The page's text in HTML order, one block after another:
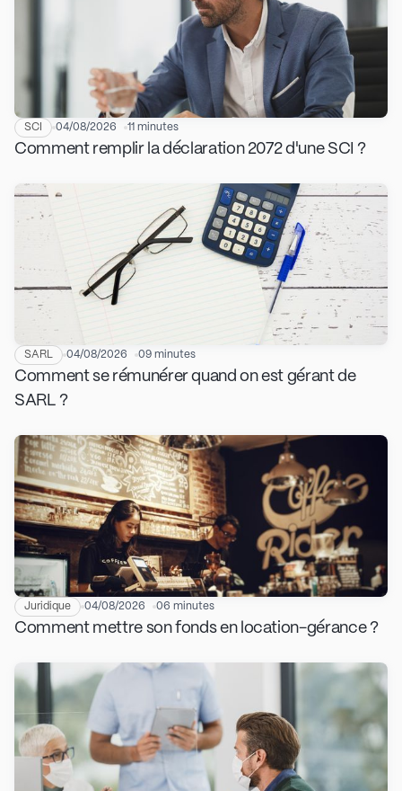
SCI 04/08/2026 11 minutes
Comment remplir la déclaration 2072 d'une SCI ?
SARL 04/08/2026 09 minutes
Comment se rémunérer quand on est gérant de
SARL ?
Juridique 04/08/2026 06 minutes
Comment mettre son fonds en location-gérance ?